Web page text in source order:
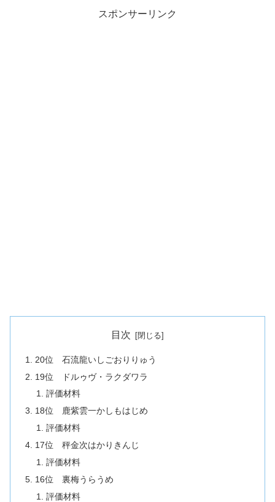
スポンサーリンク
目次
20位 石流龍いしごおりりゅう
19位 ドルゥヴ・ラクダワラ
評価材料
18位 鹿紫雲一かしもはじめ
評価材料
17位 秤金次はかりきんじ
評価材料
16位 裏梅うらうめ
評価材料